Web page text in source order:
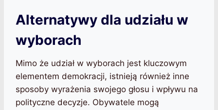
Alternatywy dla udziału w
wyborach
Mimo że udział w wyborach jest kluczowym
elementem demokracji, istnieją również inne
sposoby wyrażenia swojego głosu i wpływu na
polityczne decyzje. Obywatele mogą